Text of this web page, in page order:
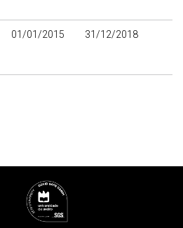
01/01/2015 31/12/2018